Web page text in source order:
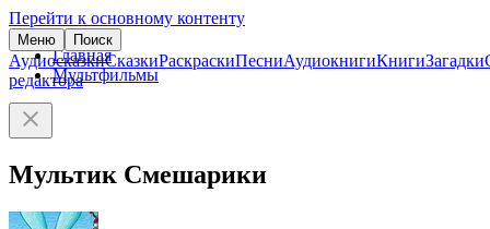
Перейти к основному контенту
Меню Поиск
АудиосказкиСказкиРаскраскиПесниАудиокнигиКнигиЗагадки
редактора
Главная
Мультфильмы
Мультик Смешарики